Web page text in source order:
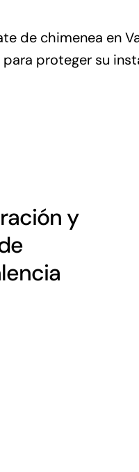
de chimenea en
proteger su
y